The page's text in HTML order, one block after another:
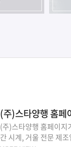
(주)스타양행 홈페이지
간 시계, 거울 전문 제